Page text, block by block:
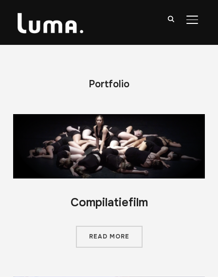
Portfolio
Compilatiefilm
READ MORE